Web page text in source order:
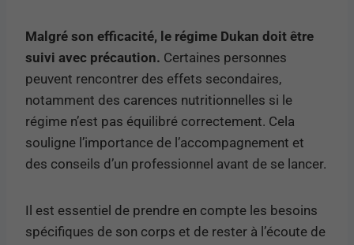
Malgré son efficacité, le régime Dukan doit être
suivi avec précaution. Certaines personnes
peuvent rencontrer des effets secondaires,
notamment des carences nutritionnelles si le
régime n’est pas équilibré correctement. Cela
souligne l’importance de l’accompagnement et
des conseils d’un professionnel avant de se lancer.
Il est essentiel de prendre en compte les besoins
spécifiques de son corps et de rester à l’écoute de